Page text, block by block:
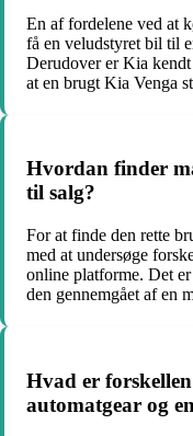
En af fordelene ved at
få en veludstyret bil til
Derudover er Kia
at en brugt Kia Venga
Hvordan finder
til salg?
For at finde den rette
med at undersøge
online platforme. Det
den gennemgået af en
Hvad er
automatgear og